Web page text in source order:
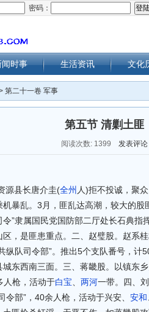
密码：
闻时事 生活资讯 文化
第二十一卷 军事
第五节 清剿土匪
阅读次数: 1399 发表评论
源县长唐介圭(全州 人)拒不投诚，聚
机暴乱。3月，匪乱达高潮，较大的
令”隶属国民党国防部二厅处长石典
区，是匪患重点。二、赵璧股。赵系
纵队司令部”。推出5个支队番号，计
城东西南三面。三、蒋畿股。以镇东
人枪，活动于白宝 两河一带。四、
令部”，40余人枪，活动于兴安、 安和